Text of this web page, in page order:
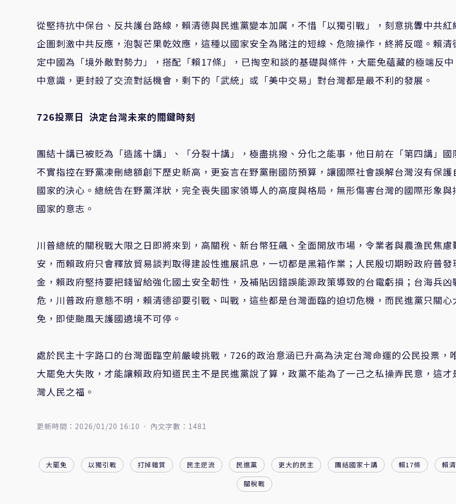
從堅持抗中保台、反共護台路線，賴清德與民進黨變本加厲，不惜「以獨引戰」，刻意挑釁中共紅
企圖刺激中共反應，泡製芒果乾效應，這種以國家安全為賭注的短線、危險操作，終將反噬。賴清
定中國為「境外敵對勢力」，搭配「賴17條」，已掏空和談的基礎與條件，大罷免蘊藏的極端反中
中意識，更封殺了交流對話機會，剩下的「武統」或「美中交易」對台灣都是最不利的發展。
726投票日 決定台灣未來的關鍵時刻
團結十講已被貶為「造謠十講」、「分裂十講」，極盡挑撥、分化之能事，他日前在「第四講」國
不實指控在野黨凍刪總額創下歷史新高，更妄言在野黨刪國防預算，讓國際社會誤解台灣沒有保護
國家的決心。總統告在野黨洋狀，完全喪失國家領導人的高度與格局，無形傷害台灣的國際形象與
國家的意志。
川普總統的關稅戰大限之日即將來到，高關稅、新台幣狂飆、全面開放市場，令業者與農漁民焦慮
安，而賴政府只會釋放貿易談判取得建設性進展訊息，一切都是黑箱作業；人民殷切期盼政府普發
金，賴政府堅持要把錢留給強化國土安全韌性，及補貼因錯誤能源政策導致的台電虧損；台海兵凶
危，川普政府意態不明，賴清德卻要引戰、叫戰，這些都是台灣面臨的迫切危機，而民進黨只關心
免，即使颱風天護國遶境不可停。
處於民主十字路口的台灣面臨空前嚴峻挑戰，726的政治意涵已升高為決定台灣命運的公民投票，
大罷免大失敗，才能讓賴政府知道民主不是民進黨說了算，政黨不能為了一己之私操弄民意，這才
灣人民之福。
更新時間：2026/01/20 16:10 內文字數：1481
大罷免 以獨引戰 打掉雜質 民主逆流 民進黨 更大的民主 團結國家十講 賴17條
賴
關稅戰